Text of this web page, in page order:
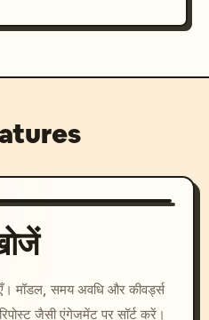
मॉडल, समय अवधि और कीवर्ड्स
जैसी एंगेजमेंट पर सॉर्ट करें।